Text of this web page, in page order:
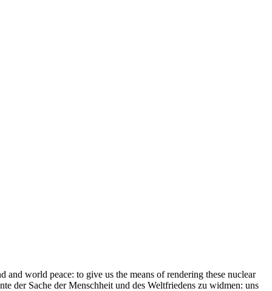
and world peace: to give us the means ofrendering these nuclear
der Sache der Menschheit und des Weltfriedens zu widmen: uns